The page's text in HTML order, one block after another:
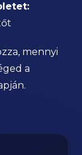
mennyi
a